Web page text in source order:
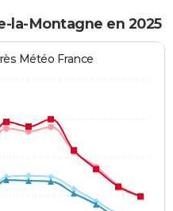
la-Montagne en 2025
Météo France